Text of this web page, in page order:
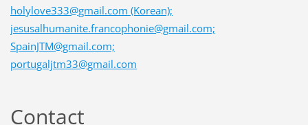
holylove333@gmail.com (Korean);
jesusalhumanite.francophonie@gmail.com;
SpainJTM@gmail.com;
portugaljtm33@gmail.com
Contact